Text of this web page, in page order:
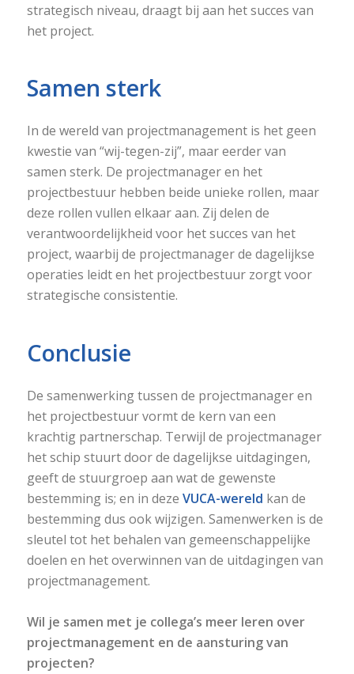
strategisch niveau, draagt bij aan het succes van
het project.
Samen sterk
In de wereld van projectmanagement is het geen
kwestie van “wij-tegen-zij”, maar eerder van
samen sterk. De projectmanager en het
projectbestuur hebben beide unieke rollen, maar
deze rollen vullen elkaar aan. Zij delen de
verantwoordelijkheid voor het succes van het
project, waarbij de projectmanager de dagelijkse
operaties leidt en het projectbestuur zorgt voor
strategische consistentie.
Conclusie
De samenwerking tussen de projectmanager en
het projectbestuur vormt de kern van een
krachtig partnerschap. Terwijl de projectmanager
het schip stuurt door de dagelijkse uitdagingen,
geeft de stuurgroep aan wat de gewenste
bestemming is; en in deze VUCA-wereld kan de
bestemming dus ook wijzigen. Samenwerken is de
sleutel tot het behalen van gemeenschappelijke
doelen en het overwinnen van de uitdagingen van
projectmanagement.
Wil je samen met je collega’s meer leren over
projectmanagement en de aansturing van
projecten?